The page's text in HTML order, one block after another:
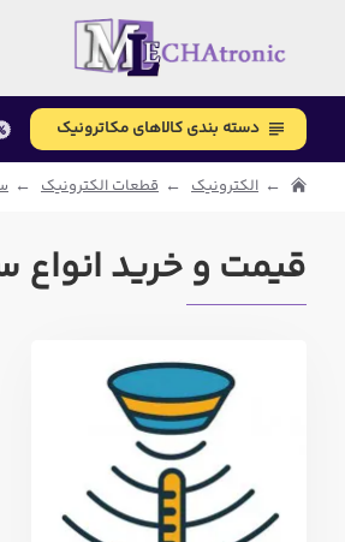
دسته بندی کالاهای مکاترونیک
الکترونیک قطعات الکترونیک
قیمت و خرید انواع